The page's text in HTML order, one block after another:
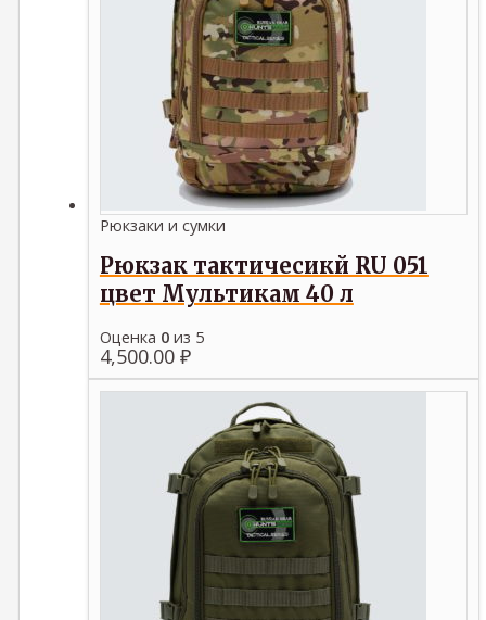
Рюкзаки и сумки
Рюкзак тактичесикй RU 051
цвет Мультикам 40 л
Оценка 0из 5
4,500.00 ₽